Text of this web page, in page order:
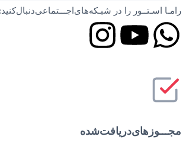
رامـا اسـتــور را در‌‌ شبـکه‌های‌اجـــتماعی‌دنبال‌کنید:
مجـــوز‌های‌دریافت‌شده